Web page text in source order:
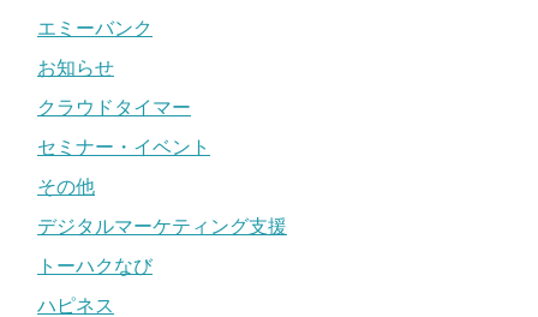
エミーバンク
お知らせ
クラウドタイマー
セミナー・イベント
その他
デジタルマーケティング支援
トーハクなび
ハピネス